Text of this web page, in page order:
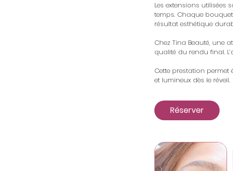
Les extensions
temps. Chaque
résultat esthétique
Chez Tina Beauté, une
qualité du rendu final.
Cette prestation
et lumineux dès le réveil.
Réserver